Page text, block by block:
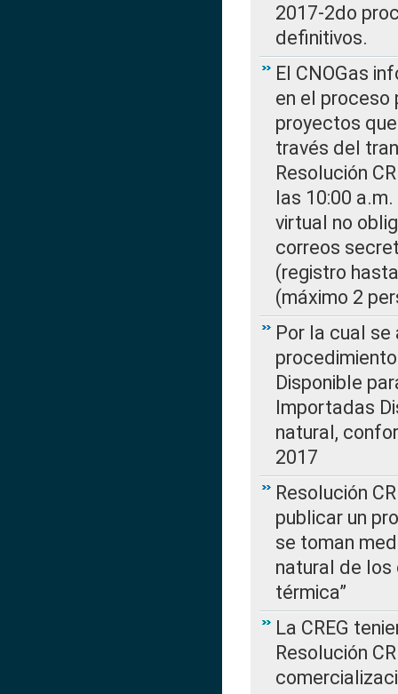
2017-2do
definitivos.
El CNOGas
en el proceso
proyectos
través del
Resolución
las 10:00
virtual no
correos
(registro
(máximo 2
Por la cual
Disponible
Importadas
natural,
2017
Resolución
publicar un
se toman
natural de los
térmica”
La CREG
Resolución